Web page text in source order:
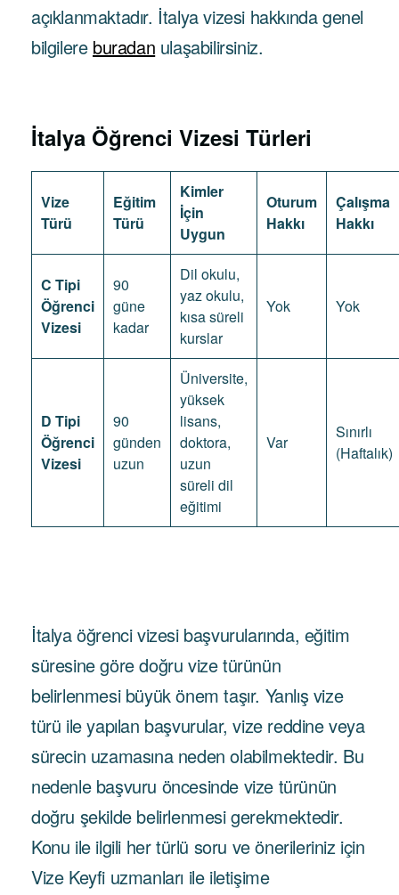
açıklanmaktadır. İtalya vizesi hakkında genel
bilgilere buradan ulaşabilirsiniz.
İtalya Öğrenci Vizesi Türleri
Vize
Türü
Eğitim
Türü
Kimler
İçin
Uygun
Oturum
Hakkı
Çalışma
Hakkı
C Tipi
Öğrenci
Vizesi
90
güne
kadar
Dil okulu,
yaz okulu,
kısa süreli
kurslar
Yok Yok
D Tipi
Öğrenci
Vizesi
90
günden
uzun
Üniversite,
yüksek
lisans,
doktora,
uzun
süreli dil
eğitimi
Var
Sınırlı
(Haftalık)
İtalya öğrenci vizesi başvurularında, eğitim
süresine göre doğru vize türünün
belirlenmesi büyük önem taşır. Yanlış vize
türü ile yapılan başvurular, vize reddine veya
sürecin uzamasına neden olabilmektedir. Bu
nedenle başvuru öncesinde vize türünün
doğru şekilde belirlenmesi gerekmektedir.
Konu ile ilgili her türlü soru ve önerileriniz için
Vize Keyfi uzmanları ile iletişime